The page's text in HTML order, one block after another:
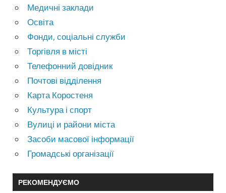
Медичні заклади
Освіта
Фонди, соціальні служби
Торгівля в місті
Телефонний довідник
Почтові відділення
Карта Коростеня
Культура і спорт
Вулиці и райони міста
Засоби масової інформації
Громадські організації
РЕКОМЕНДУЄМО